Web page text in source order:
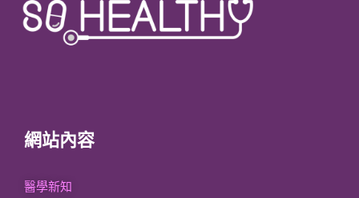
網站內容
醫學新知